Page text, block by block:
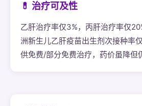
💊 治疗可及性
乙肝治疗率仅3%，丙肝治疗率仅
洲新生儿乙肝疫苗出生剂次接种率
供免费/部分免费治疗，药价虽降但